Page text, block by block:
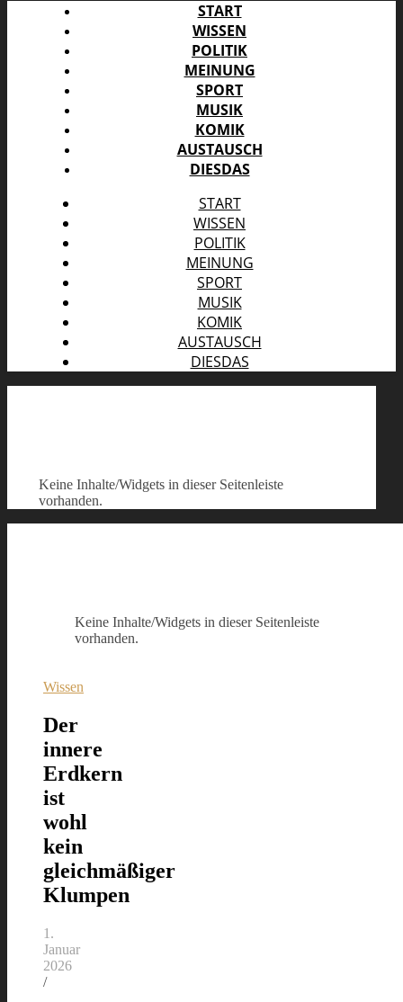
START
WISSEN
POLITIK
MEINUNG
SPORT
MUSIK
KOMIK
AUSTAUSCH
DIESDAS
START
WISSEN
POLITIK
MEINUNG
SPORT
MUSIK
KOMIK
AUSTAUSCH
DIESDAS
Keine Inhalte/Widgets in dieser Seitenleiste
vorhanden.
Keine Inhalte/Widgets in dieser Seitenleiste
vorhanden.
Wissen
Der
innere
Erdkern
ist
wohl
kein
gleichmäßiger
Klumpen
1.
Januar
2026
/